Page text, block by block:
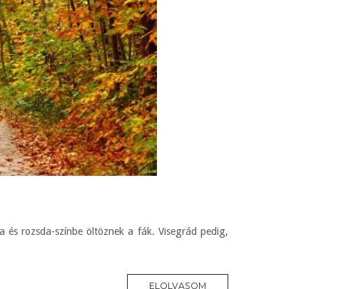
rozsda-színbe öltöznek a fák. Visegrád pedig,
ELOLVASOM